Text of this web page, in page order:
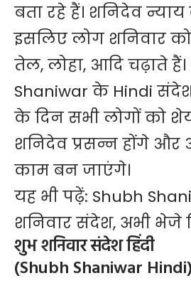
बता रहे हैं। शनिदेव
इसलिए लोग शनिवार
तेल, लोहा, आदि चढ़ाते हैं।
Shaniwar के Hindi
के दिन सभी लोगों को
शनिदेव प्रसन्न होंगे
काम बन जाएंगे।
यह भी पढ़ें: Shubh
शनिवार संदेश, अभी भेजे
शुभ शनिवार संदेश हिंदी
(Shubh Shaniwar Hindi)